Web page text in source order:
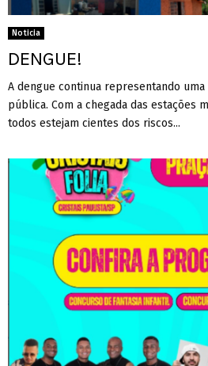
Noticia
DENGUE!
A dengue continua representando uma
pública. Com a chegada das estações
todos estejam cientes dos riscos...